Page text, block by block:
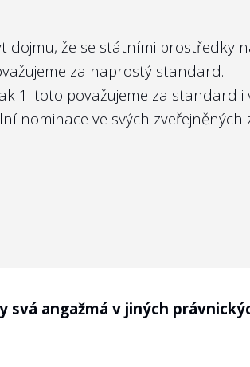
lze říct, že všichni občané jsou
a cíle státních firem
o podnikání na kapitálovém trhu
vůči občanům.
konkrétních ročních
že se státními prostředky
za naprostý standard.
1. toto považujeme za standard
nominace ve svých zveřejněných
angažmá v jiných